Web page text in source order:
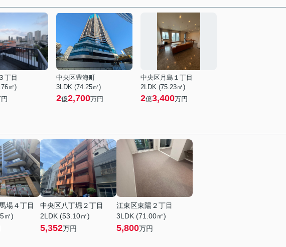
丁目
㎡)
中央区豊海町
3LDK (74.25㎡)
2億2,700万円
中央区月島１丁目
2LDK (75.23㎡)
2億3,400万円
場４丁目
㎡)
中央区八丁堀２丁目
2LDK (53.10㎡)
5,352万円
江東区東陽２丁目
3LDK (71.00㎡)
5,800万円